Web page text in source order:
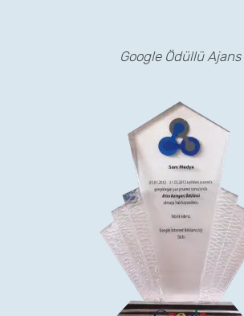
Google Ödüllü Ajans